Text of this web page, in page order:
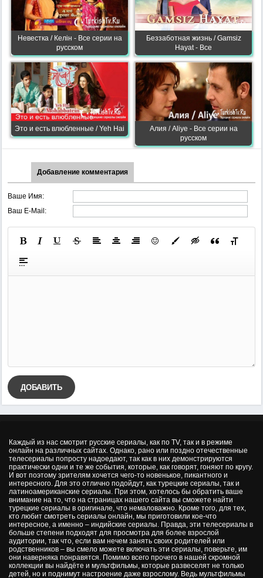
Невестка / Келін - Все серии на
русском
Беззаботная жизнь / Gamsiz
Hayat - Все
Это и есть влюбленные / Yeh Hai
Алия / Aliye - Все серии на
русском
Добавление комментария
Ваше Имя:
Ваш E-Mail:
ДОБАВИТЬ
Каждый из нас смотрит русские сериалы, как по TV, так и в режиме
онлайн на различных сайтах. Однако, рано или поздно отечественные
телесериалы попросту надоедают, так как в них демонстрируются
практически одни и те же события, которые, как говорят, гоняют по кругу.
И вот поэтому зрителям хочется чего-то новенькое, пикантного и
интересного. Для это отлично подойдут, как турецкие сериалы, так и
латиноамериканские сериалы. При этом, хотелось бы обратить ваше
внимание на то, что на страницах нашего сайта вы сможете найти
турецкие сериалы в оригинале, что немаловажно. Кроме того, для тех,
кто любит смотреть сериалы онлайн, мы приготовили кое-что
интересное, а именно – индийские сериалы. Правда, эти телесериалы в
больше степени подходят для просмотра для более взрослой
аудитории, так что, если вам нечем занять своих родителей или
родственников – вы смело можете включать эти сериалы, поверьте, им
они наверняка понравятся. Помимо всего прочего в нашей скромной
коллекции вы найдёте и мультфильмы, которые развеселят не только
детей, но и поднимут настроение даже взрослому. Ведь мультфильмы